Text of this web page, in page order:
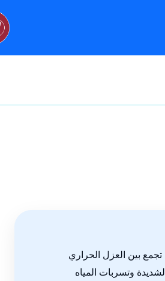
بين العزل الحراري
وتسربات المياه